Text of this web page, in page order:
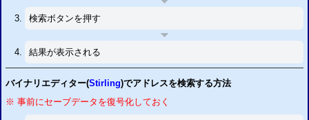
2015/09/11
PS3セーブエディターを更新一部タイトルのチェックサム自動修正設定に対応
以下のタイトルなどが自動修正に対応
「 バイオハザード6 」 「 バイオハザード5
2015/08/23
チェックサム修正設定を追加
PS3セーブアカウントID書換システムを開発
検索ボタンを押す
結果が表示される
バイナリエディター(Stirling)でアドレスを検索する方法
※ 事前にセーブデータを復号化しておく